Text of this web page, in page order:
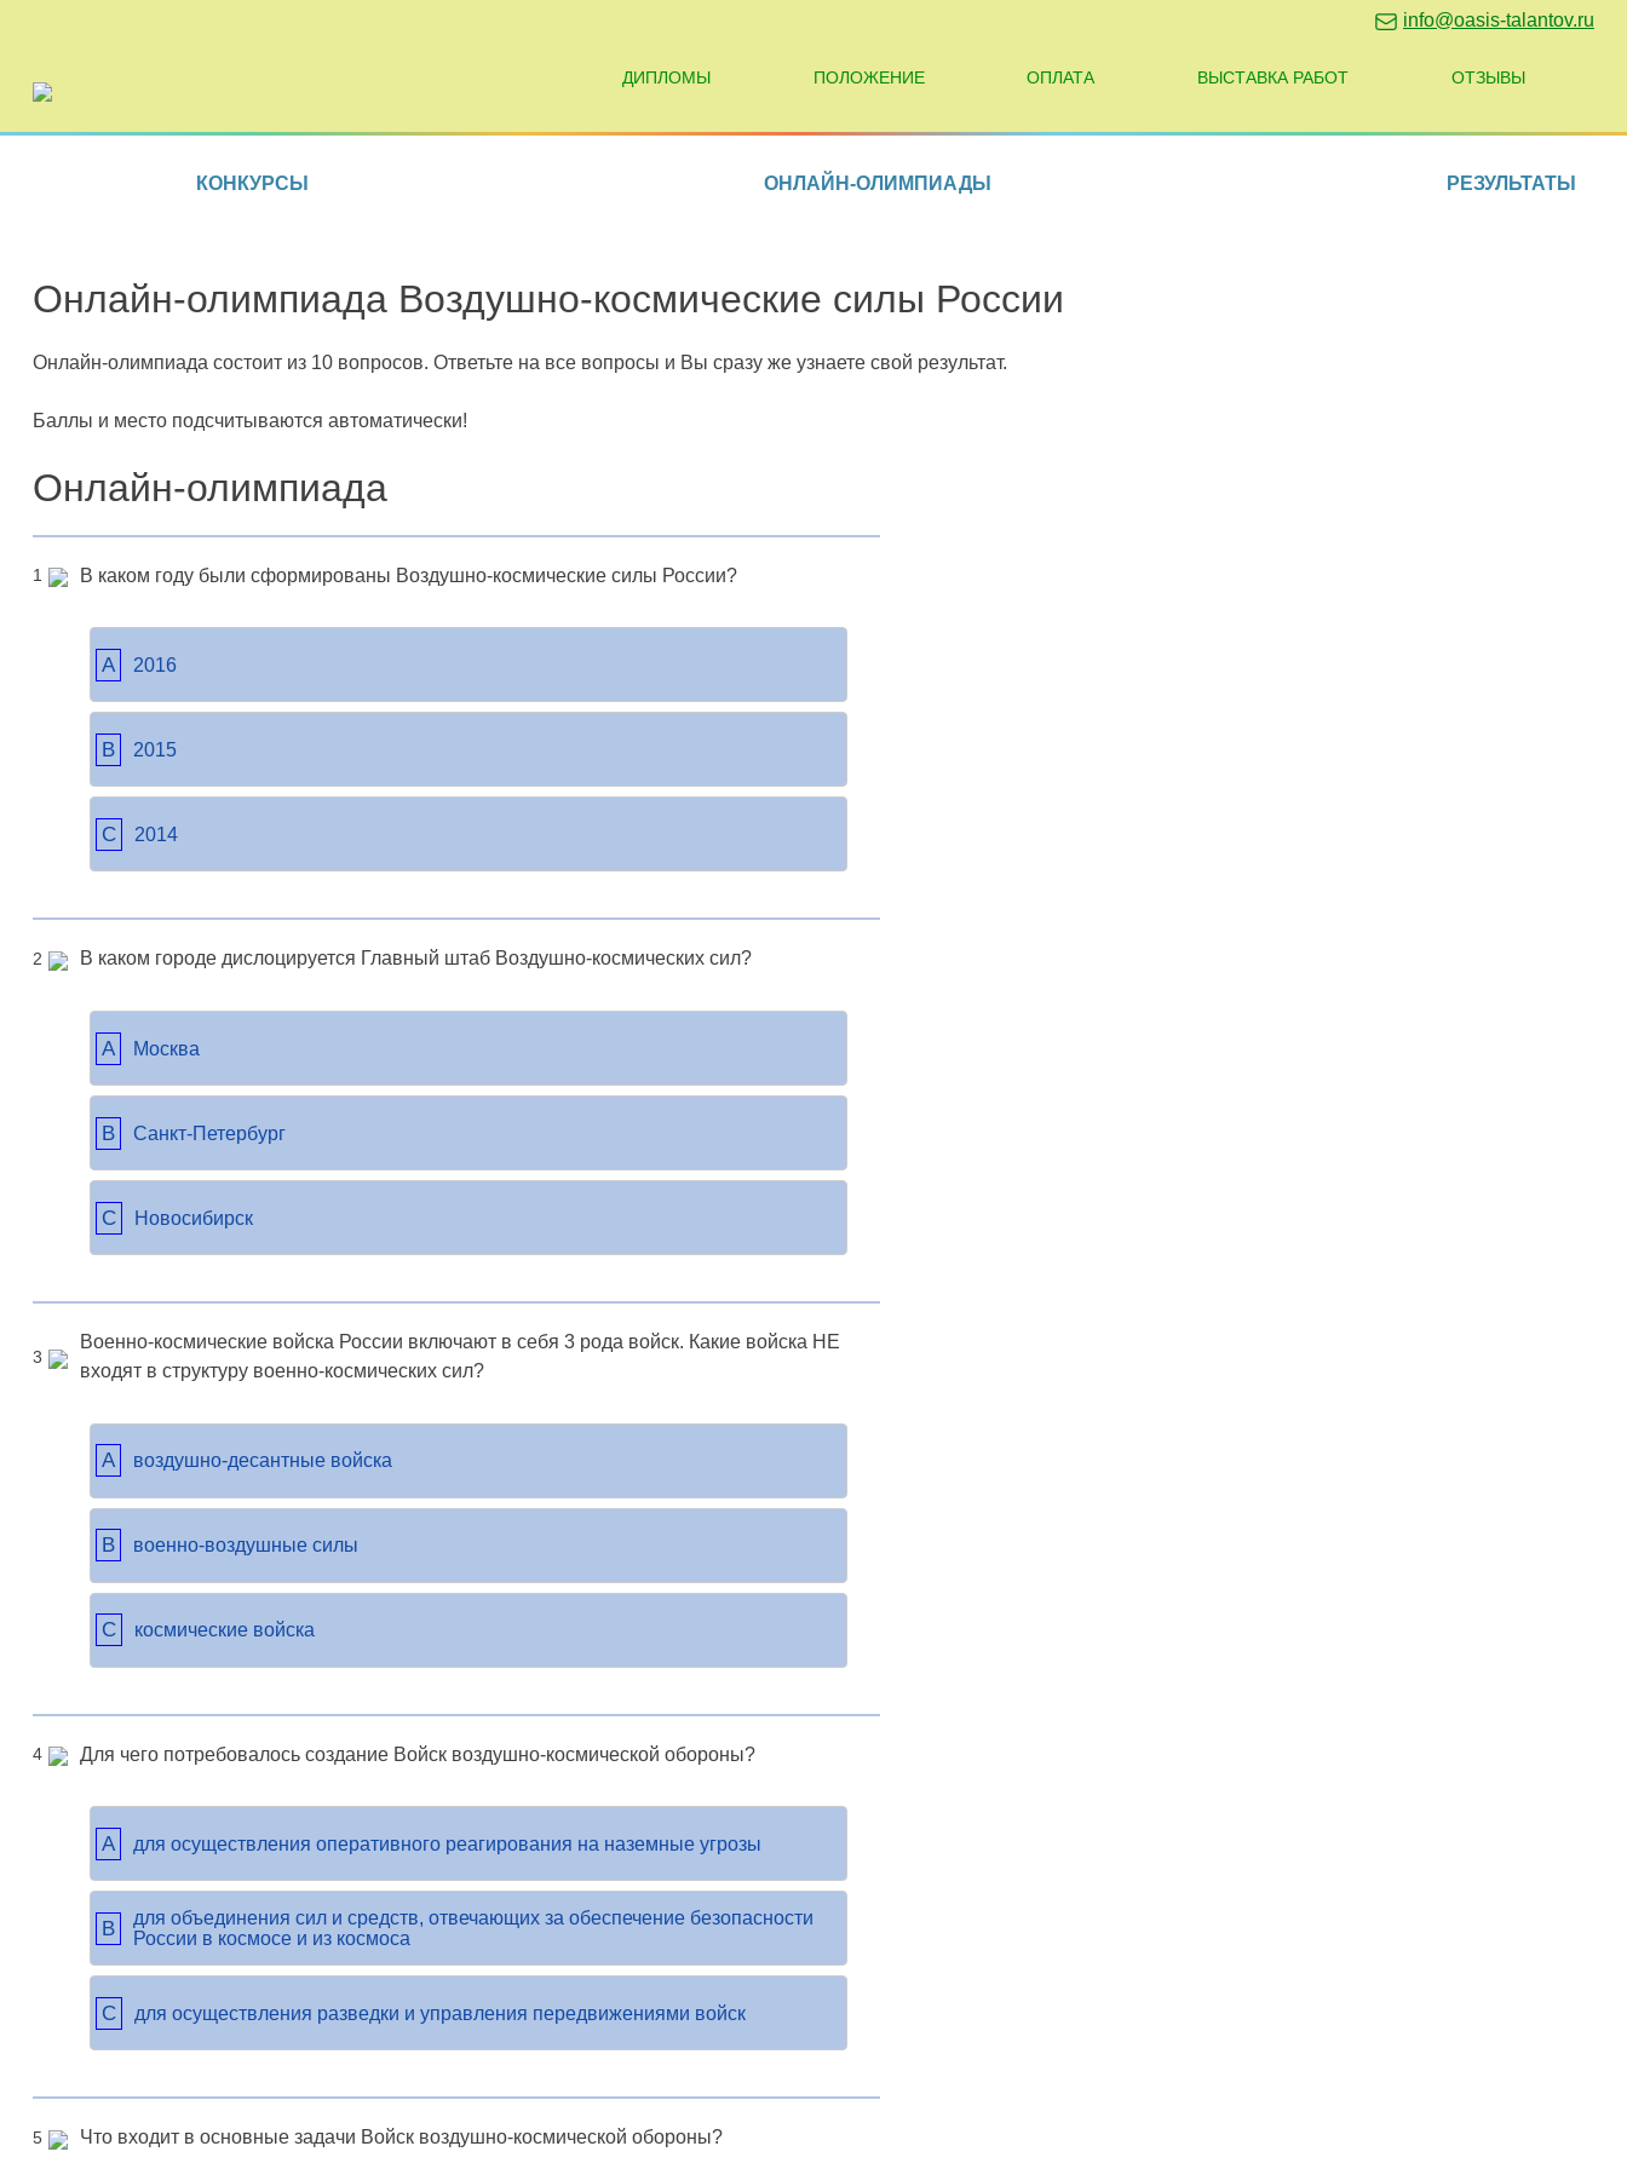
info@oasis-talantov.ru
ДИПЛОМЫ ПОЛОЖЕНИЕ ОПЛАТА ВЫСТАВКА РАБОТ ОТЗЫВЫ
КОНКУРСЫ ОНЛАЙН-ОЛИМПИАДЫ РЕЗУЛЬТАТЫ
Онлайн-олимпиада Воздушно-космические силы России
Онлайн-олимпиада состоит из 10 вопросов. Ответьте на все вопросы и Вы сразу же узнаете свой результат.
Баллы и место подсчитываются автоматически!
Онлайн-олимпиада
1 В каком году были сформированы Воздушно-космические силы России?
A 2016
B 2015
C 2014
2 В каком городе дислоцируется Главный штаб Воздушно-космических сил?
A Москва
B Санкт-Петербург
C Новосибирск
3
Военно-космические войска России включают в себя 3 рода войск. Какие войска НЕ
входят в структуру военно-космических сил?
A воздушно-десантные войска
B военно-воздушные силы
C космические войска
4 Для чего потребовалось создание Войск воздушно-космической обороны?
A для осуществления оперативного реагирования на наземные угрозы
B
для объединения сил и средств, отвечающих за обеспечение безопасности
России в космосе и из космоса
C для осуществления разведки и управления передвижениями войск
5 Что входит в основные задачи Войск воздушно-космической обороны?